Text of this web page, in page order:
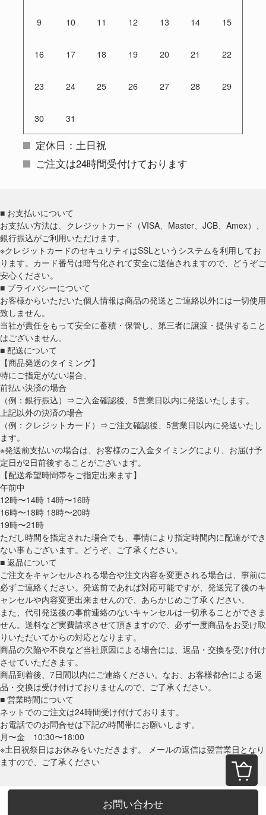
お問い合わせ
9 10 11 12 13 14 15
16 17 18 19 20 21 22
23 24 25 26 27 28 29
30 31
定休日：土日祝
ご注文は24時間受付けております
■ お支払いについて
お支払い方法は、クレジットカード（VISA、Master、JCB、Amex）、
銀行振込がご利用いただけます。
※クレジットカードのセキュリティはSSLというシステムを利用してお
ります。カード番号は暗号化されて安全に送信されますので、どうぞご
安心ください。
■ プライバシーについて
お客様からいただいた個人情報は商品の発送とご連絡以外には一切使用
致しません。
当社が責任をもって安全に蓄積・保管し、第三者に譲渡・提供すること
はございません。
■ 配送について
【商品発送のタイミング】
特にご指定がない場合、
前払い決済の場合
（例：銀行振込）⇒ご入金確認後、5営業日以内に発送いたします。
上記以外の決済の場合
（例：クレジットカード）⇒ご注文確認後、5営業日以内に発送いたし
ます。
※発送前支払いの場合は、お客様のご入金タイミングにより、お届け予
定日が2日前後することがございます。
【配送希望時間帯をご指定出来ます】
午前中
12時〜14時 14時〜16時
16時〜18時 18時〜20時
19時〜21時
ただし時間を指定された場合でも、事情により指定時間内に配達ができ
ない事もございます。どうぞ、ご了承ください。
■ 返品について
ご注文をキャンセルされる場合や注文内容を変更される場合は、事前に
必ずご連絡ください。発送前であれば対応可能ですが、発送完了後のキ
ャンセルや内容変更出来ませんので、あらかじめご了承ください。
また、代引発送後の事前連絡のないキャンセルは一切承ることができま
せん。送料など実費請求させて頂きますので、必ず一度商品をお受け取
りいただいてからの対応となります。
商品の欠陥や不良など当社原因による場合には、返品・交換を受け付け
させていただきます。
商品到着後、7日間以内にご連絡ください。なお、お客様都合による返
品・交換は受け付けておりませんので、ご了承ください。
■ 営業時間について
ネットでのご注文は24時間受け付けております。
お電話でのお問合せは下記の時間帯にお願いします。
月〜金 10:30〜18:00
※土日祝祭日はお休みをいただきます。 メールの返信は翌営業日となり
ますので、ご了承ください